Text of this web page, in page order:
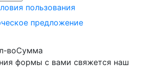
пользования
предложение
воСумма
формы с вами свяжется наш